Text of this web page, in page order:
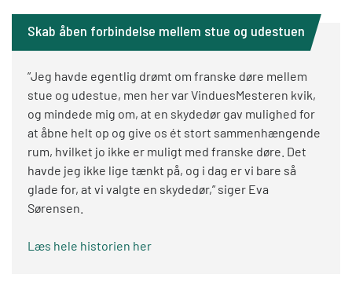
Skab åben forbindelse mellem stue og udestuen
”Jeg havde egentlig drømt om franske døre mellem
stue og udestue, men her var VinduesMesteren kvik,
og mindede mig om, at en skydedør gav mulighed for
at åbne helt op og give os ét stort sammenhængende
rum, hvilket jo ikke er muligt med franske døre. Det
havde jeg ikke lige tænkt på, og i dag er vi bare så
glade for, at vi valgte en skydedør,” siger Eva
Sørensen.
Læs hele historien her